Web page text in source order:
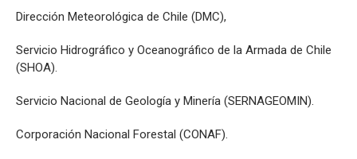
Dirección Meteorológica de Chile (DMC),
Servicio Hidrográfico y Oceanográfico de la Armada de Chile
(SHOA).
Servicio Nacional de Geología y Minería (SERNAGEOMIN).
Corporación Nacional Forestal (CONAF).